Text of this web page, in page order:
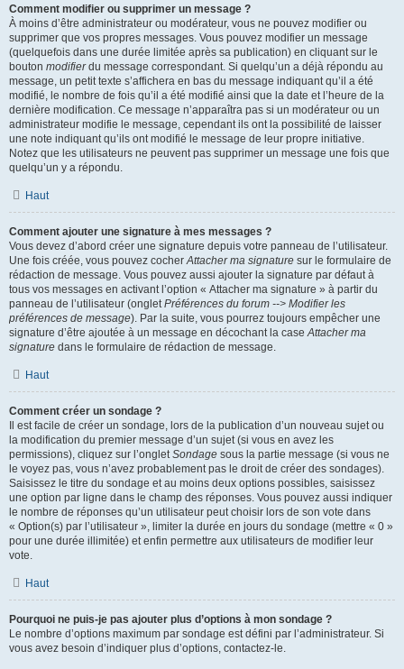
Comment modifier ou supprimer un message ?
À moins d’être administrateur ou modérateur, vous ne pouvez modifier ou
supprimer que vos propres messages. Vous pouvez modifier un message
(quelquefois dans une durée limitée après sa publication) en cliquant sur le
bouton modifierdu message correspondant. Si quelqu’un a déjà répondu au
message, un petit texte s’affichera en bas du message indiquant qu’il a été
modifié, le nombre de fois qu’il a été modifié ainsi que la date et l’heure de la
dernière modification. Ce message n’apparaîtra pas si un modérateur ou un
administrateur modifie le message, cependant ils ont la possibilité de laisser
une note indiquant qu’ils ont modifié le message de leur propre initiative.
Notez que les utilisateurs ne peuvent pas supprimer un message une fois que
quelqu’un y a répondu.
Haut
Comment ajouter une signature à mes messages ?
Vous devez d’abord créer une signature depuis votre panneau de l’utilisateur.
Une fois créée, vous pouvez cocherAttacher ma signature sur le formulaire de
rédaction de message. Vous pouvez aussi ajouter la signature par défaut à
tous vos messages en activant l’option « Attacher ma signature » à partir du
panneau de l’utilisateur (ongletPréférences du forum --> Modifier les
préférences de message). Par la suite, vous pourrez toujours empêcher une
signature d’être ajoutée à un message en décochant la caseAttacher ma
signature dans le formulaire de rédaction de message.
Haut
Comment créer un sondage ?
Il est facile de créer un sondage, lors de la publication d’un nouveau sujet ou
la modification du premier message d’un sujet (si vous en avez les
permissions), cliquez sur l’ongletSondage sous la partie message (si vous ne
le voyez pas, vous n’avez probablement pas le droit de créer des sondages).
Saisissez le titre du sondage et au moins deux options possibles, saisissez
une option par ligne dans le champ des réponses. Vous pouvez aussi indiquer
le nombre de réponses qu’un utilisateur peut choisir lors de son vote dans
« Option(s) par l’utilisateur », limiter la durée en jours du sondage (mettre « 0 »
pour une durée illimitée) et enfin permettre aux utilisateurs de modifier leur
vote.
Haut
Pourquoi ne puis-je pas ajouter plus d’options à mon sondage ?
Le nombre d’options maximum par sondage est défini par l’administrateur. Si
vous avez besoin d’indiquer plus d’options, contactez-le.